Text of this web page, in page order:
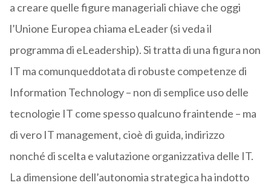
a creare quelle figure manageriali chiave che oggi
l’Unione Europea chiama eLeader (si veda il
programma di eLeadership). Si tratta di una figura non
IT ma comunqueddotata di robuste competenze di
Information Technology – non di semplice uso delle
tecnologie IT come spesso qualcuno fraintende – ma
di vero IT management, cioè di guida, indirizzo
nonché di scelta e valutazione organizzativa delle IT.
La dimensione dell’autonomia strategica ha indotto